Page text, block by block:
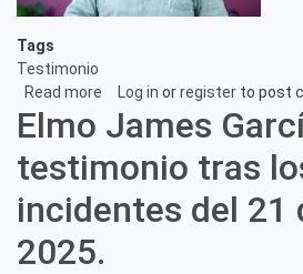
Tags
Testimonio
Read more about
Nicolás
Tineo,
Cuando
el
agua
Log in orregister to post
Elmo James
testimonio tras
incidentes del 21
2025.